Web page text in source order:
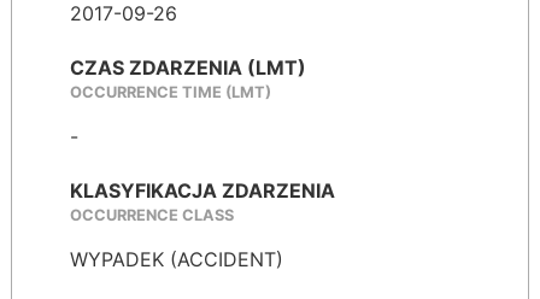
2017-09-26
CZAS ZDARZENIA (LMT)
OCCURRENCE TIME (LMT)
-
KLASYFIKACJA ZDARZENIA
OCCURRENCE CLASS
WYPADEK (ACCIDENT)